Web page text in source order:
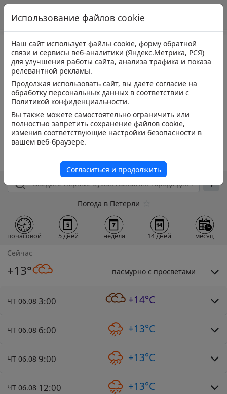
Погода в Петерли
почасовой 5 дней неделя 14 дней месяц
Сейчас
+13° пасмурно с просветами
ЧТ 06.08 3:00 +14°C
ЧТ 06.08 6:00 +13°C
ЧТ 06.08 9:00 +13°C
ЧТ 06.08 12:00 +13°C
Использование файлов cookie
Наш сайт использует файлы cookie, форму обратной
связи и сервисы веб-аналитики (Яндекс.Метрика, РСЯ)
для улучшения работы сайта, анализа трафика и показа
релевантной рекламы.
Продолжая использовать сайт, вы даёте согласие на
обработку персональных данных в соответствии с
Политикой конфиденциальности.
Вы также можете самостоятельно ограничить или
полностью запретить сохранение файлов cookie,
изменив соответствующие настройки безопасности в
вашем веб-браузере.
Согласиться и продолжить